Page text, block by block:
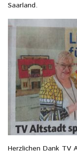
Saarland.
Herzlichen Dank TV